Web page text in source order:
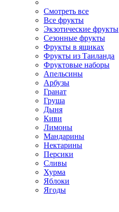
Смотреть все
Все фрукты
Экзотические фрукты
Сезонные фрукты
Фрукты в ящиках
Фрукты из Таиланда
Фруктовые наборы
Апельсины
Арбузы
Гранат
Груша
Дыня
Киви
Лимоны
Мандарины
Нектарины
Персики
Сливы
Хурма
Яблоки
Ягоды